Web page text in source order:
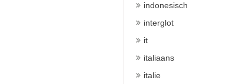
indonesisch
interglot
it
italiaans
italie